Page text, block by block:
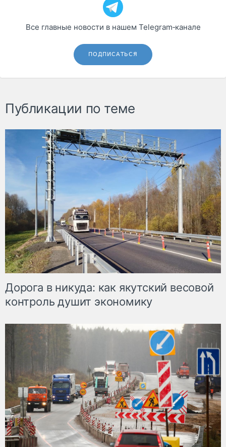
Все главные новости в нашем Telegram‑канале
ПОДПИСАТЬСЯ
Публикации по теме
Дорога в никуда: как якутский весовой
контроль душит экономику